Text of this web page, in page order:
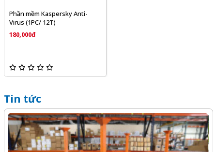
Phần mềm Kaspersky Anti-
Virus (1PC/ 12T)
180,000đ
Tin tức